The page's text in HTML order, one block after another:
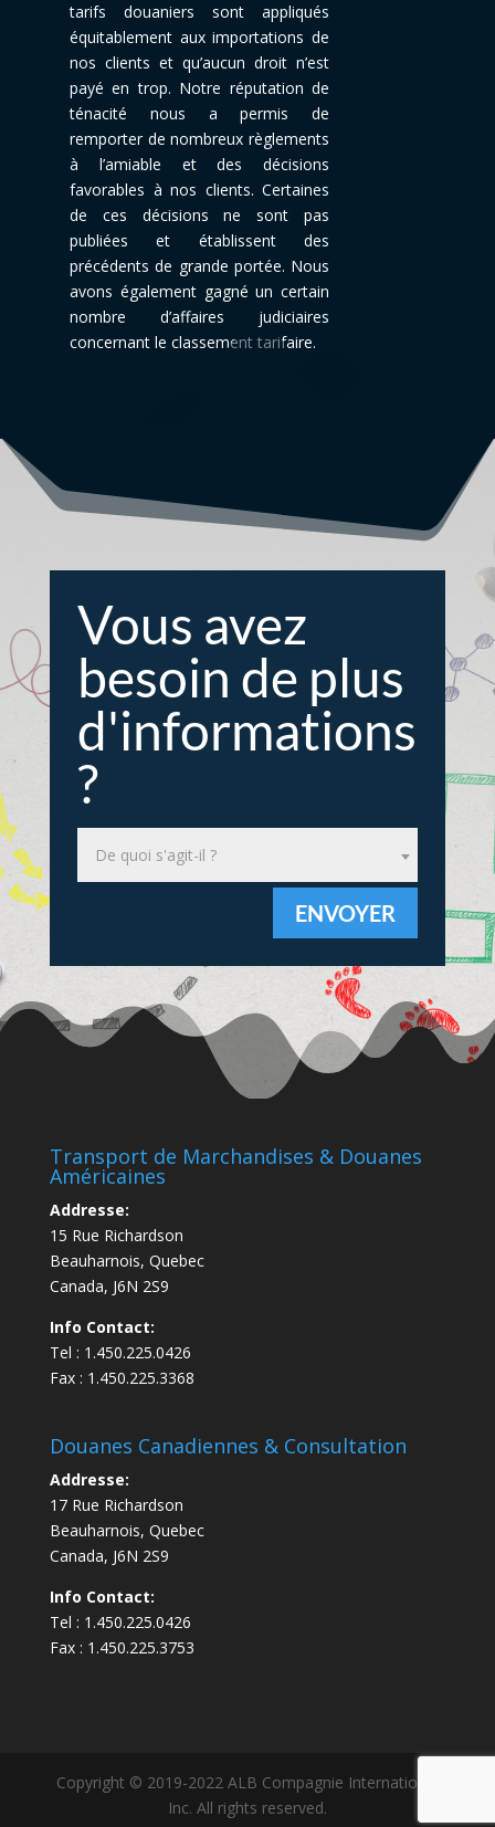
tarifs douaniers sont appliqués
équitablement aux importations de
nos clients et qu’aucun droit n’est
payé en trop. Notre réputation de
ténacité nous a permis de
remporter de nombreux règlements
à l’amiable et des décisions
favorables à nos clients. Certaines
de ces décisions ne sont pas
publiées et établissent des
précédents de grande portée. Nous
avons également gagné un certain
nombre d’affaires judiciaires
concernant le classement tarifaire.
Vous avez
besoin de plus
d'informations
?
De quoi s'agit-il ?
ENVOYER
Transport de Marchandises & Douanes
Américaines
Addresse:
15 Rue Richardson
Beauharnois, Quebec
Canada, J6N 2S9
Info Contact:
Tel : 1.450.225.0426
Fax : 1.450.225.3368
Douanes Canadiennes & Consultation
Addresse:
17 Rue Richardson
Beauharnois, Quebec
Canada, J6N 2S9
Info Contact:
Tel : 1.450.225.0426
Fax : 1.450.225.3753
Copyright © 2019-2022 ALB Compagnie International
Inc. All rights reserved.